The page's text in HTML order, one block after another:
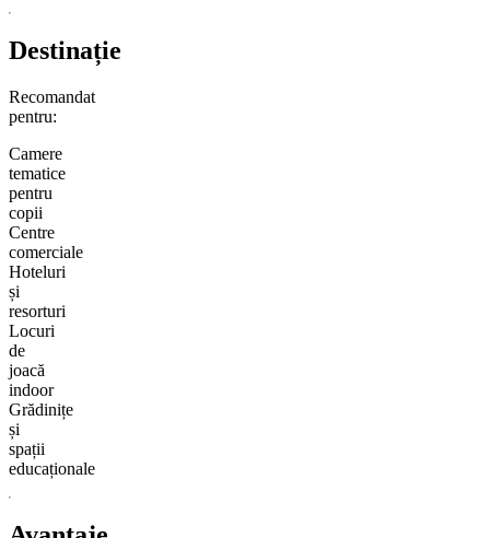
Destinație
Recomandat
pentru:
Camere
tematice
pentru
copii
Centre
comerciale
Hoteluri
și
resorturi
Locuri
de
joacă
indoor
Grădinițe
și
spații
educaționale